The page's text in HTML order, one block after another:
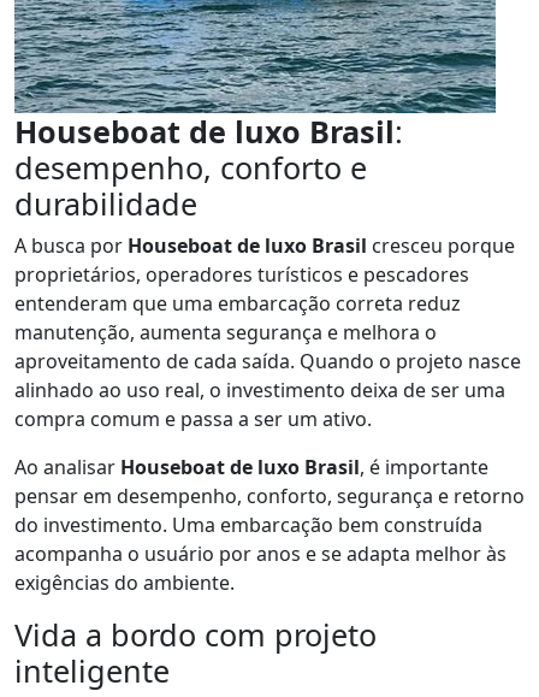
Houseboat de luxo Brasil:
desempenho, conforto e
durabilidade
A busca por Houseboat de luxo Brasil cresceu porque
proprietários, operadores turísticos e pescadores
entenderam que uma embarcação correta reduz
manutenção, aumenta segurança e melhora o
aproveitamento de cada saída. Quando o projeto nasce
alinhado ao uso real, o investimento deixa de ser uma
compra comum e passa a ser um ativo.
Ao analisar Houseboat de luxo Brasil, é importante
pensar em desempenho, conforto, segurança e retorno
do investimento. Uma embarcação bem construída
acompanha o usuário por anos e se adapta melhor às
exigências do ambiente.
Vida a bordo com projeto
inteligente